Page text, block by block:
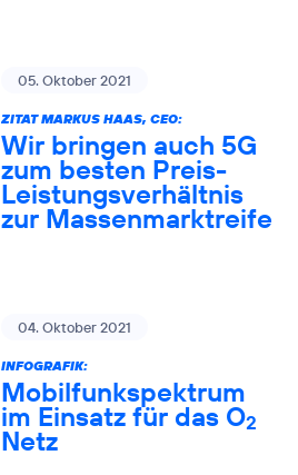
05. Oktober 2021
ZITAT MARKUS HAAS, CEO:
Wir bringen auch 5G
zum besten Preis-
Leistungsverhältnis
zur Massenmarktreife
04. Oktober 2021
INFOGRAFIK:
Mobilfunkspektrum
im Einsatz für das O2
Netz